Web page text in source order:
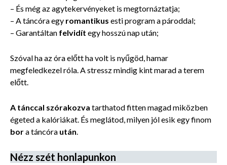
– És még az agytekervényeket is megtornáztatja;
– A táncóra egy romantikus esti program a pároddal;
– Garantáltan felvidít egy hosszú nap után;
Szóval ha az óra előtt ha volt is nyűgöd, hamar
megfeledkezel róla. A stressz mindig kint marad a terem
előtt.
A tánccal szórakozva tarthatod fitten magad miközben
égeted a kalóriákat. És meglátod, milyen jól esik egy finom
bora táncóra után.
Nézz szét honlapunkon